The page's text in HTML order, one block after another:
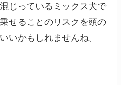
じっているミックス犬で
せることのリスクを頭の
いかもしれませんね。